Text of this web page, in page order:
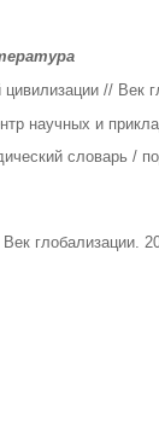
// Век
научных и
глобализации.